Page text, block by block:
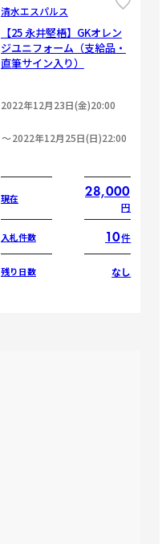
清水エスパルス
【25 永井堅梧】GKオレン
ジユニフォーム（支給品・
直筆サイン入り）
2022年12月23日(金)20:00
2022年12月25日(日)22:00
現在 28,000
円
入札件数 10件
残り日数 なし